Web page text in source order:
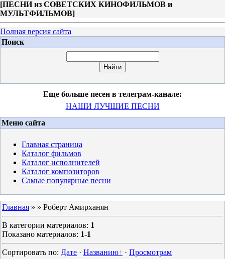
[ПЕСНИ из СОВЕТСКИХ КИНОФИЛЬМОВ и
МУЛЬТФИЛЬМОВ]
Полная версия сайта
Поиск
Еще больше песен в телеграм-канале:
НАШИ ЛУЧШИЕ ПЕСНИ
Меню сайта
Главная страница
Каталог фильмов
Каталог исполнителей
Каталог композиторов
Самые популярные песни
Главная » » Роберт Амирханян
В категории материалов: 1
Показано материалов: 1-1
Сортировать по: Дате · Названию · Просмотрам